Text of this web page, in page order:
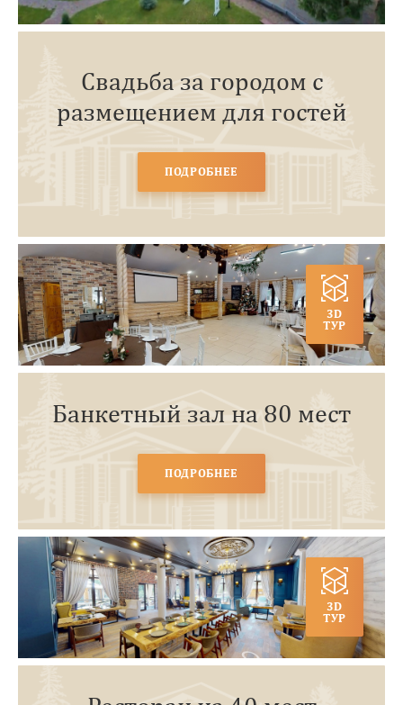
Свадьба за городом с
размещением для гостей
ПОДРОБНЕЕ
3D
ТУР
Банкетный зал на 80 мест
ПОДРОБНЕЕ
3D
ТУР